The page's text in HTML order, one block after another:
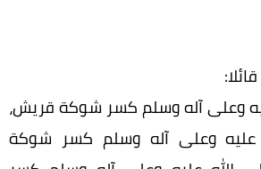
وعلى آله وسلم كسر شوكة قريش،
وعلى آله وسلم كسر شوكة